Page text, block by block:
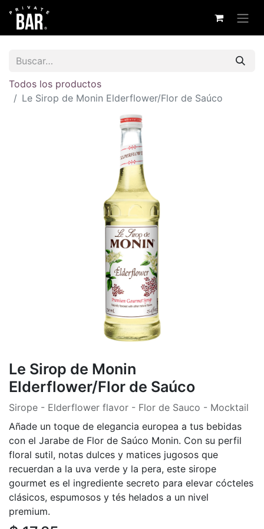
Todos los productos
Le Sirop de Monin Elderflower/Flor de Saúco
Le Sirop de Monin
Elderflower/Flor de Saúco
Sirope - Elderflower flavor - Flor de Sauco - Mocktail
Añade un toque de elegancia europea a tus bebidas
con el Jarabe de Flor de Saúco Monin. Con su perfil
floral sutil, notas dulces y matices jugosos que
recuerdan a la uva verde y la pera, este sirope
gourmet es el ingrediente secreto para elevar cócteles
clásicos, espumosos y tés helados a un nivel
premium.